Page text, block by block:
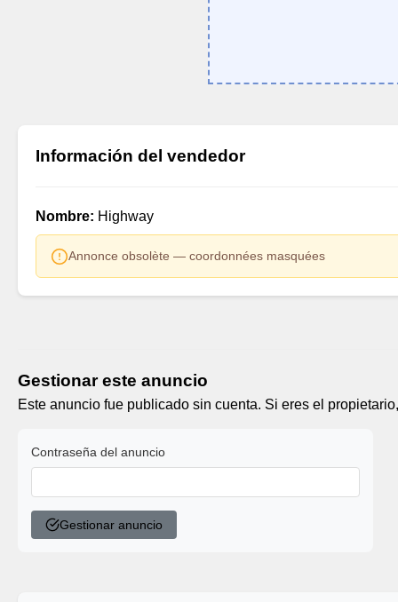
Información del vendedor
Nombre: Highway
Annonce obsolète — coordonnées masquées
Gestionar este anuncio
Este anuncio fue publicado sin cuenta. Si eres el
Contraseña del anuncio
Gestionar anuncio